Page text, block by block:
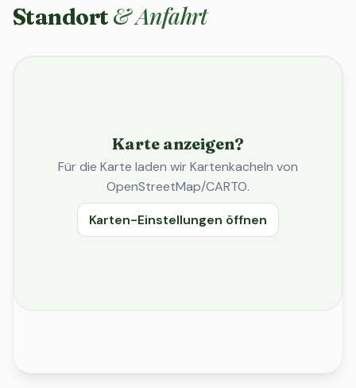
Standort & Anfahrt
Karte anzeigen?
Für die Karte laden wir Kartenkacheln von
OpenStreetMap/CARTO.
Karten-Einstellungen öffnen